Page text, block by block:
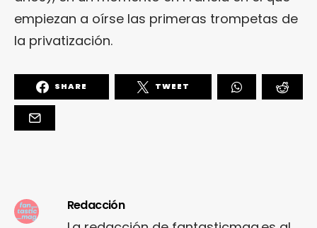
empiezan a oírse las primeras trompetas de
la privatización.
SHARE TWEET
Redacción